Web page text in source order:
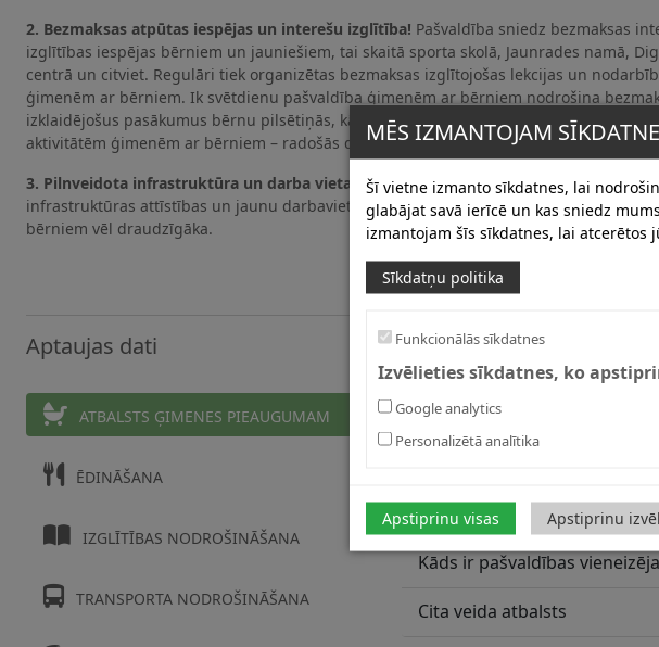
2. Bezmaksas atpūtas iespējas un interešu izglītība! Pašvaldība sniedz bezmaksas
izglītības iespējas bērniem un jauniešiem, tai skaitā sporta skolā, Jaunrades namā,
centrā un citviet. Regulāri tiek organizētas bezmaksas izglītojošas lekcijas un
ģimenēm ar bērniem. Ik svētdienu pašvaldība ģimenēm ar bērniem nodrošina
izklaidējošus pasākumus bērnu pilsētiņās, kā arī ikvienā pasākumā tiek padomāts par
aktivitātēm ģimenēm ar bērniem – radošās darbnīcas, izklaides pasākumi u.c.
3. Pilnveidota infrastruktūra un darba vietas vecākiem!Pašvaldība turpina strādāt
infrastruktūras attīstības un jaunu darbavietu radīšanas, lai pilsēta kļūtu ģimenēm ar
bērniem vēl draudzīgāka.
Aptaujas dati
ATBALSTS ĢIMENES PIEAUGUMAM
ĒDINĀŠANA
IZGLĪTĪBAS NODROŠINĀŠANA
TRANSPORTA NODROŠINĀŠANA
Kāds ir vienreizējais 1. bērna
Kāds ir vienreizējais
Kāds ir pašvaldības
Cita veida atbalsts
MĒS IZMANTOJAM
Šī vietne izmanto sīkdatnes, lai
glabājat savā ierīcē un kas sniedz
izmantojam šīs sīkdatnes, lai
Sīkdatņu politika
Funkcionālās sīkdatnes
Izvēlieties sīkdatnes, ko
Google analytics
Personalizētā analītika
Apstiprinu visas Apstiprinu